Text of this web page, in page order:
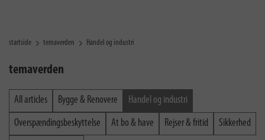
startside temaverden Handel og industri
temaverden
All articles Bygge & Renovere Handel og industri
Overspændingsbeskyttelse At bo & have Rejser & fritid Sikkerhed